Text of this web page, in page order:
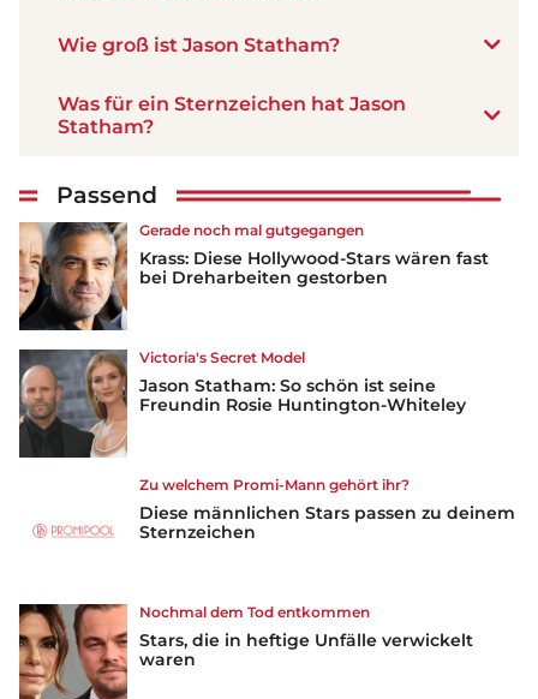
Wie groß ist Jason Statham?
Was für ein Sternzeichen hat Jason
Statham?
Passend
Gerade noch mal gutgegangen
Krass: Diese Hollywood-Stars wären fast
bei Dreharbeiten gestorben
Victoria's Secret Model
Jason Statham: So schön ist seine
Freundin Rosie Huntington-Whiteley
Zu welchem Promi-Mann gehört ihr?
Diese männlichen Stars passen zu deinem
Sternzeichen
Nochmal dem Tod entkommen
Stars, die in heftige Unfälle verwickelt
waren